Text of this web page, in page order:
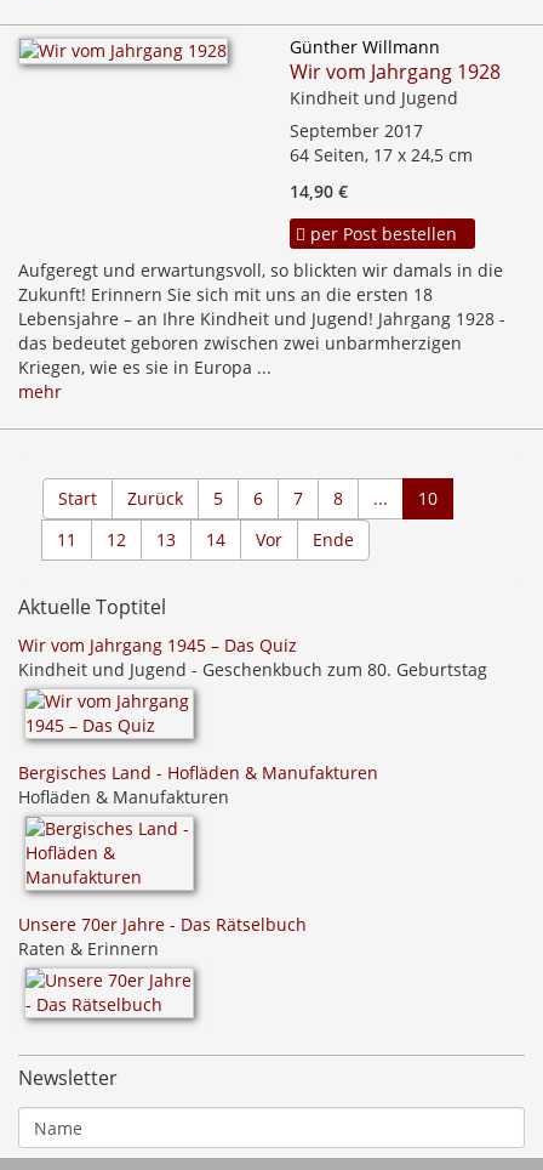
Günther Willmann
Wir vom Jahrgang 1928
Kindheit und Jugend
September 2017
64 Seiten, 17 x 24,5 cm
14,90 €
per Post bestellen
Aufgeregt und erwartungsvoll, so blickten wir damals in die
Zukunft! Erinnern Sie sich mit uns an die ersten 18
Lebensjahre – an Ihre Kindheit und Jugend! Jahrgang 1928 -
das bedeutet geboren zwischen zwei unbarmherzigen
Kriegen, wie es sie in Europa ...
mehr
Start Zurück 5 6 7 8 ...
10
11
12 13 14 Vor Ende
Aktuelle Toptitel
Wir vom Jahrgang 1945 – Das Quiz
Kindheit und Jugend - Geschenkbuch zum 80. Geburtstag
Bergisches Land - Hofläden & Manufakturen
Hofläden & Manufakturen
Unsere 70er Jahre - Das Rätselbuch
Raten & Erinnern
Newsletter